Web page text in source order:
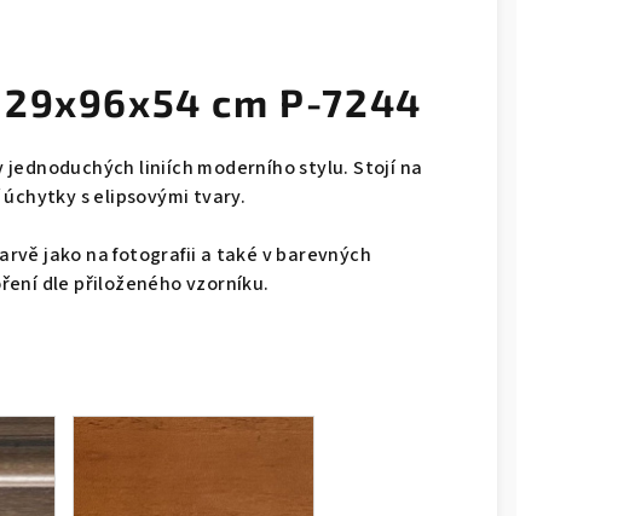
cm P-7244
jednoduchých liniích moderního stylu. Stojí na
s elipsovými tvary.
jako na fotografii a také v barevných
dle přiloženého vzorníku.